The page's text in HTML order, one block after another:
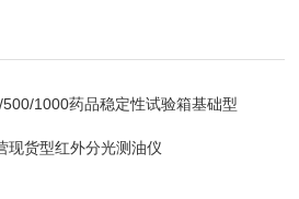
1000药品稳定性试验箱基础型
现货型红外分光测油仪